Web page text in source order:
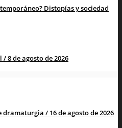
Distopías y sociedad
8 de agosto de 2026
/ 16 de agosto de 2026